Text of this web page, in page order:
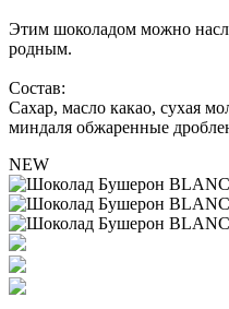
Этим шоколадом можно
родным.
Состав:
Сахар, масло какао, сухая
миндаля обжаренные
NEW